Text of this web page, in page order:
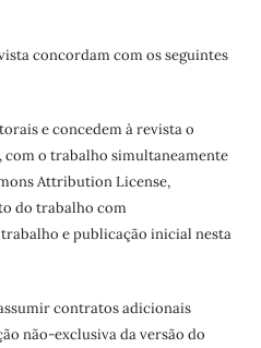
concordam com os seguintes
e concedem à revista o
o trabalho simultaneamente
Attribution License,
do trabalho com
e publicação inicial nesta
contratos adicionais
não-exclusiva da versão do